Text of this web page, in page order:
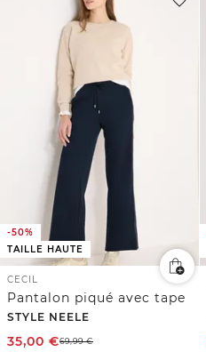
-50%
TAILLE HAUTE
CECIL
Pantalon piqué avec tape
STYLE NEELE
35,00 €69,99€